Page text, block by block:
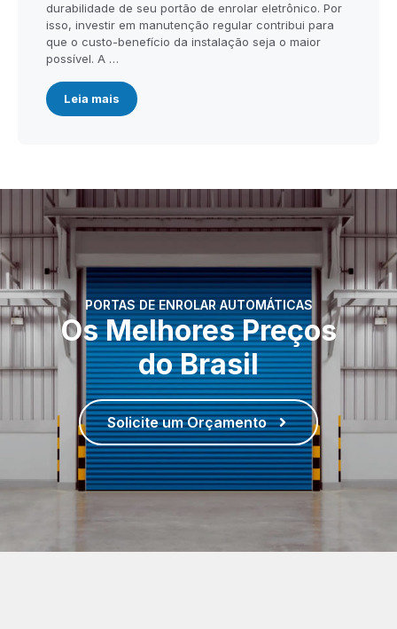
durabilidade de seu portão de enrolar eletrônico. Por
isso, investir em manutenção regular contribui para
que o custo-benefício da instalação seja o maior
possível. A …
Leia mais
PORTAS DE ENROLAR AUTOMÁTICAS
Os Melhores Preços
do Brasil
Solicite um Orçamento